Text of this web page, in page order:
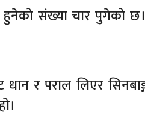
हुनेको संख्या चार पुगेको
र पराल लिएर